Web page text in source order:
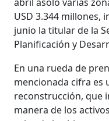
USD 3.344 millones,
junio la titular de la
Planificación y
En una rueda de
mencionada cifra es
reconstrucción, que
manera de los